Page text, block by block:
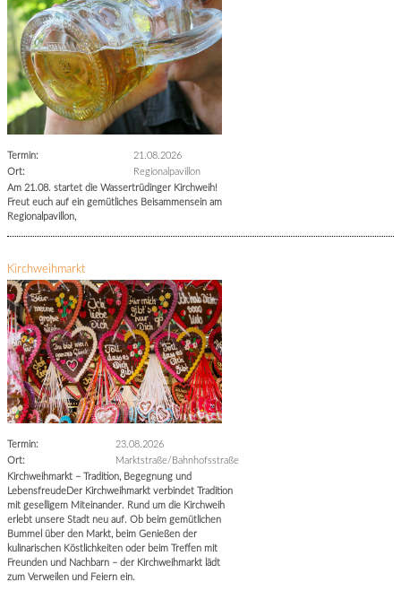
Termin:
21.08.2026
Ort:
Regionalpavillon
Am 21.08. startet die Wassertrüdinger Kirchweih!
Freut euch auf ein gemütliches Beisammensein am
Regionalpavillon,
Kirchweihmarkt
Termin:
23.08.2026
Ort:
Marktstraße/Bahnhofsstraße
Kirchweihmarkt – Tradition, Begegnung und
LebensfreudeDer Kirchweihmarkt verbindet Tradition
mit geselligem Miteinander. Rund um die Kirchweih
erlebt unsere Stadt neu auf. Ob beim gemütlichen
Bummel über den Markt, beim Genießen der
kulinarischen Köstlichkeiten oder beim Treffen mit
Freunden und Nachbarn – der Kirchweihmarkt lädt
zum Verweilen und Feiern ein.